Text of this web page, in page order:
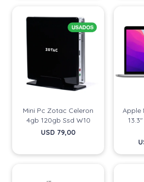
Mini Pc Zotac Celeron
4gb 120gb Ssd W10
USD 79,00
Apple